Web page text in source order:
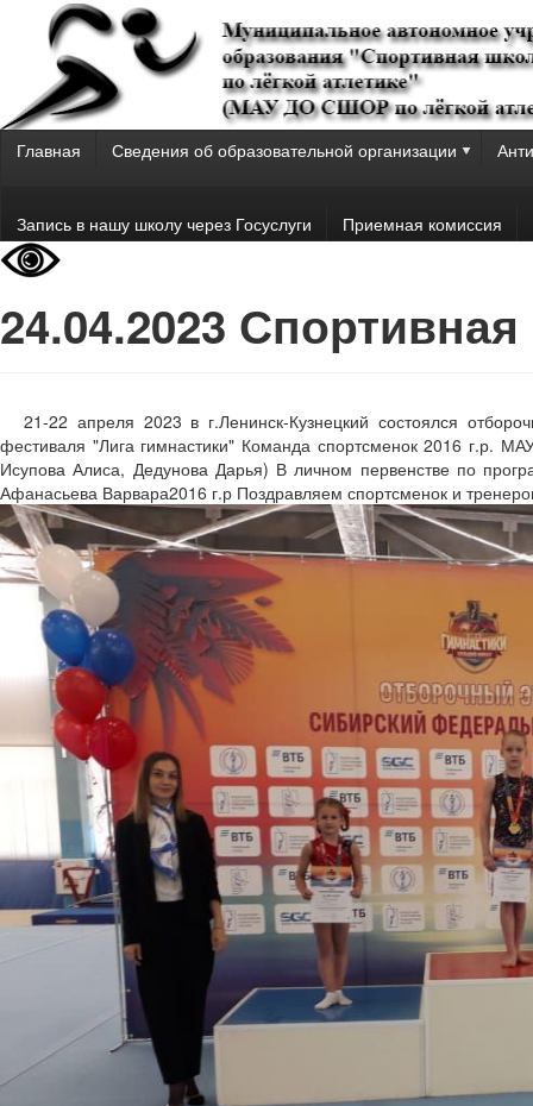
Главная Сведения об образовательной организации
Запись в нашу школу через Госуслуги Приемная комиссия
24.04.2023
21-22 апреля 2023 в г.Ленинск-Кузнецкий состоялся
фестиваля "Лига гимнастики" Команда спортсменок 2016 г.р.
Исупова Алиса, Дедунова Дарья) В личном первенстве по
Афанасьева Варвара2016 г.р Поздравляем спортсменок и